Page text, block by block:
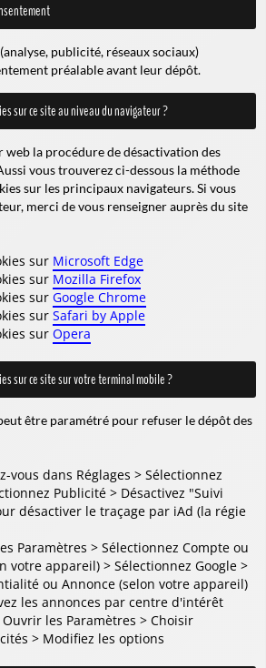
publicité, réseaux sociaux)
préalable avant leur dépôt.
sur ce site au niveau du navigateur ?
web la procédure de désactivation des
vous trouverez ci-dessous la méthode
sur les principaux navigateurs. Si vous
merci de vous renseigner auprès du site
sur Microsoft Edge
sur Mozilla Firefox
sur Google Chrome
sur Safari by Apple
sur Opera
sur ce site sur votre terminal mobile ?
être paramétré pour refuser le dépôt des
vous dans Réglages > Sélectionnez
Publicité > Désactivez "Suivi
désactiver le traçage par iAd (la régie
Paramètres > Sélectionnez Compte ou
votre appareil) > Sélectionnez Google >
ou Annonce (selon votre appareil)
les annonces par centre d'intérêt
Ouvrir les Paramètres > Choisir
> Modifiez les options